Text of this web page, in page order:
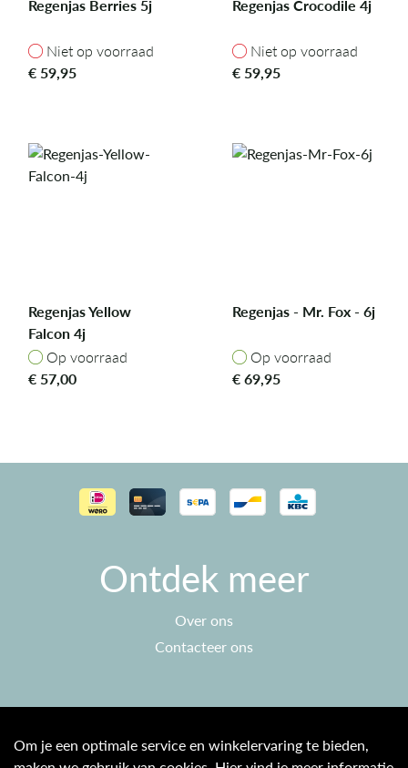
Regenjas Berries 5j
Niet op voorraad
Niet op voorraad
€ 59,95
Regenjas Crocodile 4j
Niet op voorraad
Niet op voorraad
€ 59,95
Regenjas Yellow
Falcon 4j
Op voorraad
Op voorraad
€ 57,00
Regenjas - Mr. Fox - 6j
Op voorraad
Op voorraad
€69,95
Ontdek meer
Over ons
Contacteer ons
Om je een optimale service en winkelervaring te bieden,